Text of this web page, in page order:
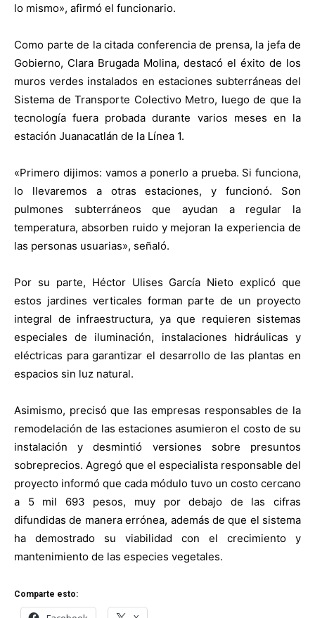
lo mismo», afirmó el funcionario.
Como parte de la citada conferencia de prensa, la jefa de
Gobierno, Clara Brugada Molina, destacó el éxito de los
muros verdes instalados en estaciones subterráneas del
Sistema de Transporte Colectivo Metro, luego de que la
tecnología fuera probada durante varios meses en la
estación Juanacatlán de la Línea 1.
«Primero dijimos: vamos a ponerlo a prueba. Si funciona,
lo llevaremos a otras estaciones, y funcionó. Son
pulmones subterráneos que ayudan a regular la
temperatura, absorben ruido y mejoran la experiencia de
las personas usuarias», señaló.
Por su parte, Héctor Ulises García Nieto explicó que
estos jardines verticales forman parte de un proyecto
integral de infraestructura, ya que requieren sistemas
especiales de iluminación, instalaciones hidráulicas y
eléctricas para garantizar el desarrollo de las plantas en
espacios sin luz natural.
Asimismo, precisó que las empresas responsables de la
remodelación de las estaciones asumieron el costo de su
instalación y desmintió versiones sobre presuntos
sobreprecios. Agregó que el especialista responsable del
proyecto informó que cada módulo tuvo un costo cercano
a 5 mil 693 pesos, muy por debajo de las cifras
difundidas de manera errónea, además de que el sistema
ha demostrado su viabilidad con el crecimiento y
mantenimiento de las especies vegetales.
Comparte esto: